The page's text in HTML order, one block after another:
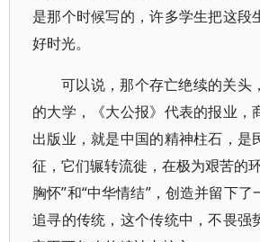
是那个时候写的，许多学生把这段
好时光。
可以说，那个存亡绝续的关头
的大学，《大公报》代表的报业，
出版业，就是中国的精神柱石，是
征，它们辗转流徙，在极为艰苦的
胸怀”和“中华情结”，创造并留下
追寻的传统，这个传统中，不畏强